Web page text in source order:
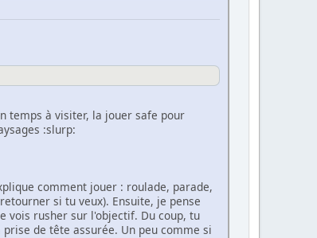
temps à visiter, la jouer safe pour
:slurp:
comment jouer : roulade, parade,
si tu veux). Ensuite, je pense
vois rusher sur l'objectif. Du coup, tu
de tête assurée. Un peu comme si